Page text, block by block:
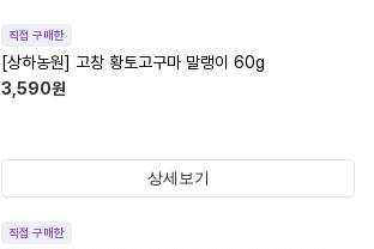
직접 구매한
[상하농원] 고창 황토고구마 말랭이 60g
3,590원
상세보기
직접 구매한